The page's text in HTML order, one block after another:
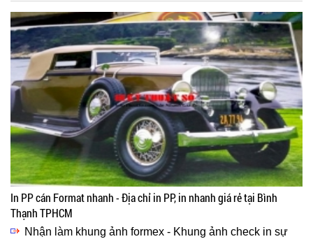
In PP cán Format nhanh - Địa chỉ in PP, in nhanh giá rẻ tại Bình
Thạnh TPHCM
Nhận làm khung ảnh formex - Khung ảnh check in sự